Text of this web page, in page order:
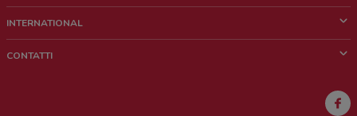
Chi siamo
Lavora con noi
Richieste commerciali e marketing
INTERNATIONAL
CONTATTI